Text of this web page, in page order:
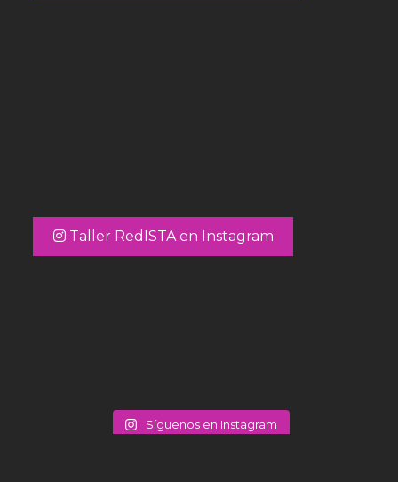
Taller RedISTA en Instagram
Síguenos en Instagram